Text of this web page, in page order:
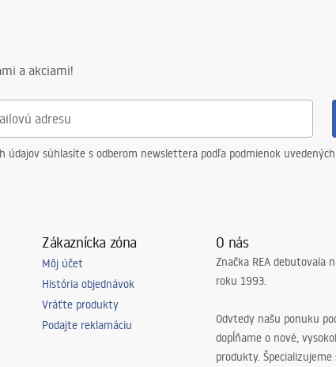
a akciami!
údajov súhlasíte s odberom newslettera podľa podmienok
Zákaznícka zóna
Môj účet
História objednávok
Vráťte produkty
Podajte reklamáciu
O nás
Značka REA debutovala
roku 1993.
Odvtedy našu ponuku
dopĺňame o nové,
produkty.